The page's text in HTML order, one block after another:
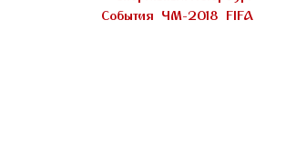
События ЧМ-2018 FIFA